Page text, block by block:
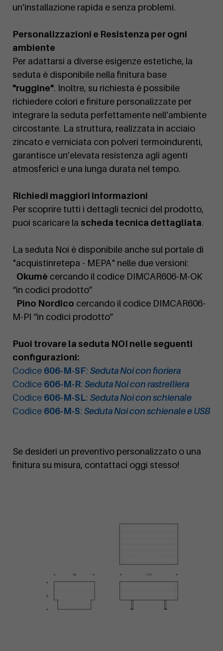
un'installazione rapida e senza problemi.
Personalizzazioni e Resistenza per ogni
ambiente
Per adattarsi a diverse esigenze estetiche, la
seduta è disponibile nella finitura base
"ruggine". Inoltre, su richiesta è possibile
richiedere colori e finiture personalizzate per
integrare la seduta perfettamente nell'ambiente
circostante. La struttura, realizzata in acciaio
zincato e verniciata con polveri termoindurenti,
garantisce un’elevata resistenza agli agenti
atmosferici e una lunga durata nel tempo.
Richiedi maggiori informazioni
Per scoprire tutti i dettagli tecnici del prodotto,
puoi scaricare la scheda tecnica dettagliata.
La seduta Noi è disponibile anche sul portale di
"acquistinretepa - MEPA" nelle due versioni:
Okumè cercando il codice DIMCAR606-M-OK
“in codici prodotto”
Pino Nordico cercando il codice DIMCAR606-
M-PI “in codici prodotto”
Puoi trovare la seduta NOI nelle seguenti
configurazioni:
Codice 606-M-SF: Seduta Noi con fioriera
Codice 606-M-R: Seduta Noi con rastrelliera
Codice 606-M-SL: Seduta Noi con schienale
Codice 606-M-S: Seduta Noi con schienale e USB
Se desideri un preventivo personalizzato o una
finitura su misura, contattaci oggi stesso!